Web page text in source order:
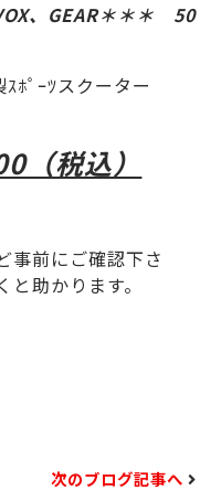
、GEAR＊＊＊ 50
ﾎﾟｰﾂスクーター
（税込）
事前にご確認下さ
助かります。
次のブログ記事へ